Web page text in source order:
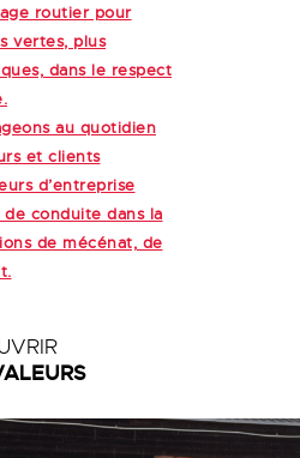
routier pour
vertes, plus
dans le respect
au quotidien
et clients
d’entreprise
conduite dans la
de mécénat, de